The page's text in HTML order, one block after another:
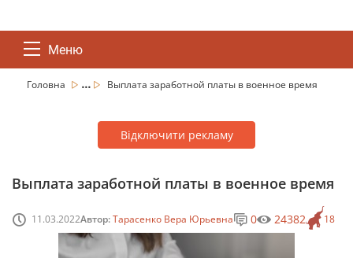
Меню
Головна ... Выплата заработной платы в военное время
Відключити рекламу
Выплата заработной платы в военное время
11.03.2022Автор:Тарасенко Вера Юрьевна 18
0 24382